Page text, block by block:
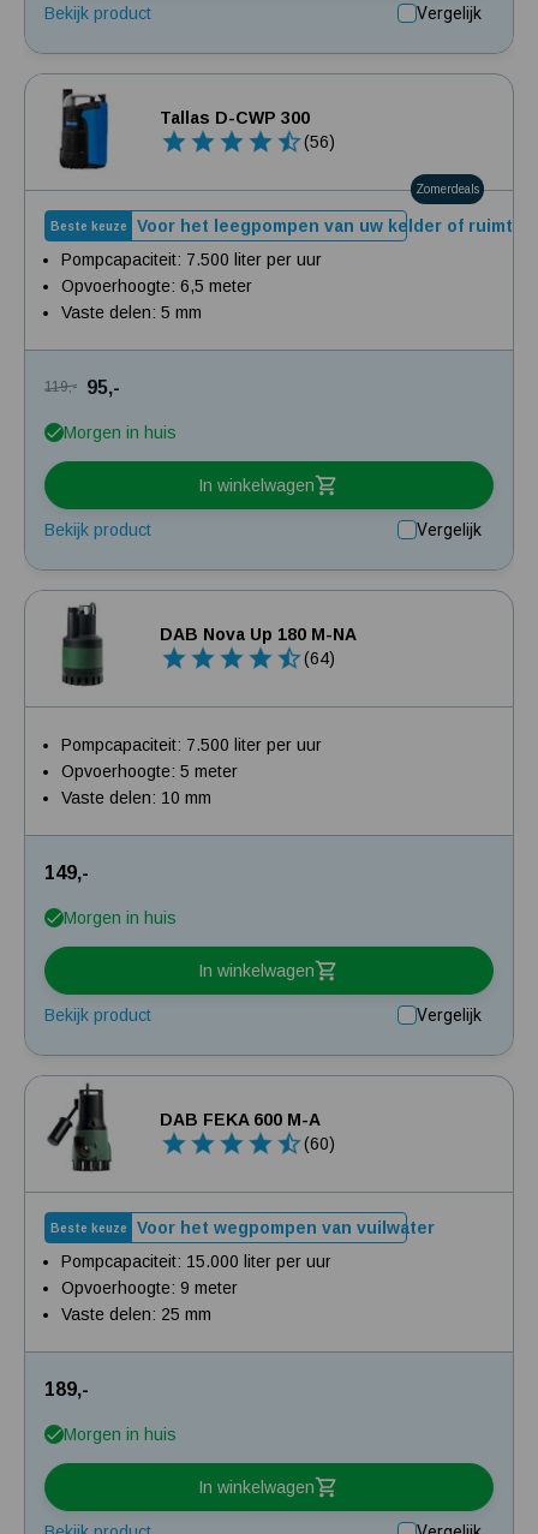
Bekijk product Vergelijk
Tallas D-CWP 300
(56)
Beste keuze Voor het leegpompen van uw kelder of ruimte
Zomerdeals
Pompcapaciteit: 7.500 liter per uur
Opvoerhoogte: 6,5 meter
Vaste delen: 5 mm
119,- 95,-
Morgen in huis
In winkelwagen
Bekijk product Vergelijk
DAB Nova Up 180 M-NA
(64)
Pompcapaciteit: 7.500 liter per uur
Opvoerhoogte: 5 meter
Vaste delen: 10 mm
149,-
Morgen in huis
In winkelwagen
Bekijk product Vergelijk
DAB FEKA 600 M-A
(60)
Beste keuze
Voor het wegpompen van vuilwater
Pompcapaciteit: 15.000 liter per uur
Opvoerhoogte: 9 meter
Vaste delen: 25 mm
189,-
Morgen in huis
In winkelwagen